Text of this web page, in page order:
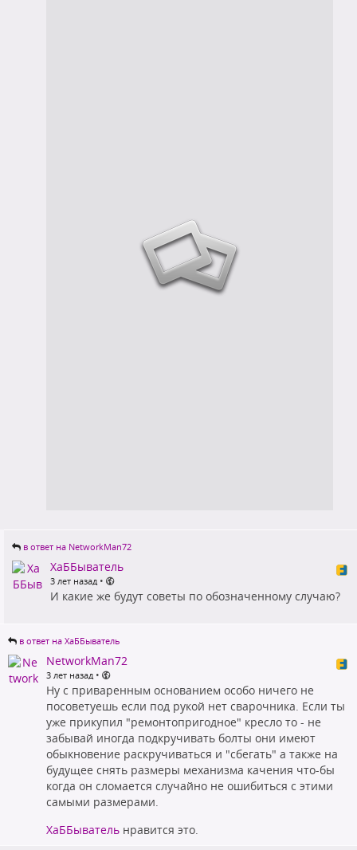
в ответ на NetworkMan72
ХаББыватель
3 лет назад •
И какие же будут советы по обозначенному случаю?
в ответ на ХаББыватель
NetworkMan72
3 лет назад •
Ну с приваренным основанием особо ничего не
посоветуешь если под рукой нет сварочника. Если ты
уже прикупил "ремонтопригодное" кресло то - не
забывай иногда подкручивать болты они имеют
обыкновение раскручиваться и "сбегать" а также на
будущее снять размеры механизма качения что-бы
когда он сломается случайно не ошибиться с этими
самыми размерами.
ХаББыватель нравится это.